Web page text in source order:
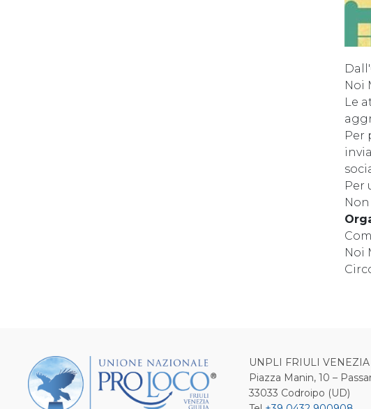
Noi
Le
Per
Per
Noi
UNPLI FRIULI
Piazza Manin, 10 –
33033 Codroipo (UD)